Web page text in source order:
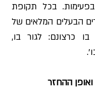
בכל תקופת
הבעלים המלאים של
כרצונם: לגור בו,
ההחזר